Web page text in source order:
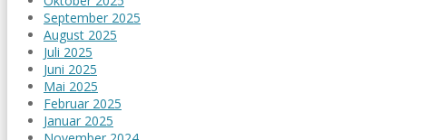
September 2025
August 2025
Juli 2025
Juni 2025
Mai 2025
Februar 2025
Januar 2025